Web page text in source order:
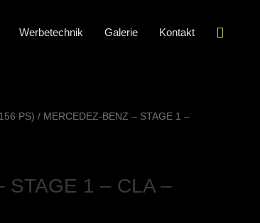
Werbetechnik Galerie Kontakt Suche
PS) / MERCEDEZ-BENZ – STAGE 1 –
STAGE 1 – CLA –